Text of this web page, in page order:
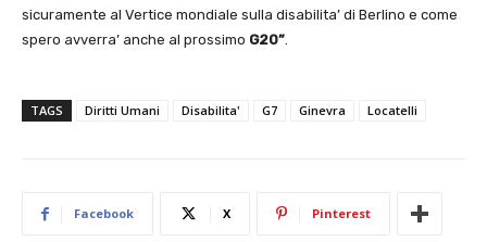
sicuramente al Vertice mondiale sulla disabilita’ di Berlino e come
spero avverra’ anche al prossimo G20”.
TAGS Diritti Umani Disabilita' G7 Ginevra Locatelli
Facebook X Pinterest